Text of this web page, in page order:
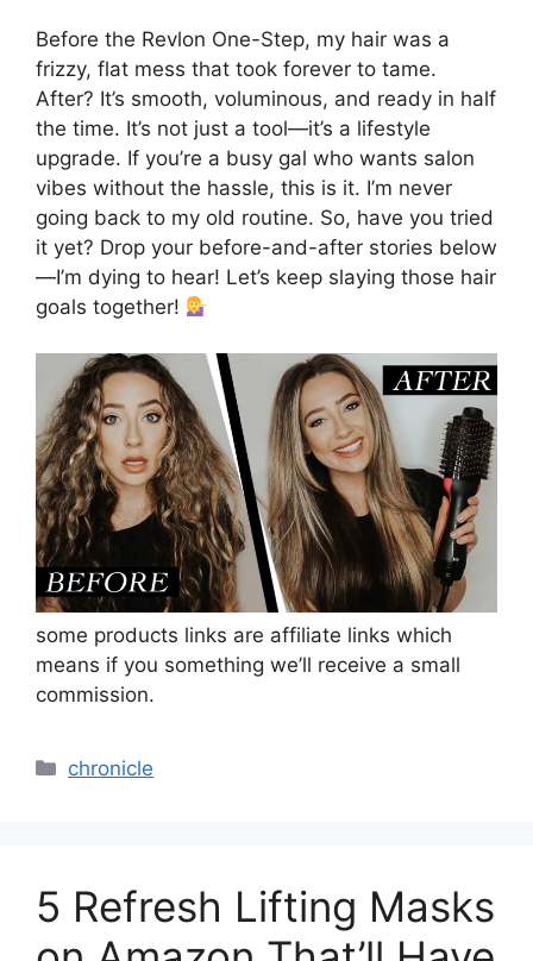
Before the Revlon One-Step, my hair was a
frizzy, flat mess that took forever to tame.
After? It’s smooth, voluminous, and ready in half
the time. It’s not just a tool—it’s a lifestyle
upgrade. If you’re a busy gal who wants salon
vibes without the hassle, this is it. I’m never
going back to my old routine. So, have you tried
it yet? Drop your before-and-after stories below
—I’m dying to hear! Let’s keep slaying those hair
goals together!
some products links are affiliate links which
means if you something we’ll receive a small
commission.
Categories
chronicle
5 Refresh Lifting Masks